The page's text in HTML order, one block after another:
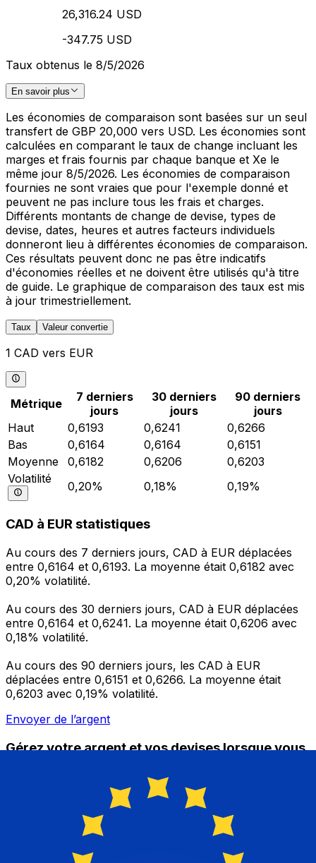
26,316.24 USD
-347.75 USD
Taux obtenus le 8/5/2026
En savoir plus
Les économies de comparaison sont basées sur un seul
transfert de GBP 20,000 vers USD. Les économies sont
calculées en comparant le taux de change incluant les
marges et frais fournis par chaque banque et Xe le
même jour 8/5/2026. Les économies de comparaison
fournies ne sont vraies que pour l'exemple donné et
peuvent ne pas inclure tous les frais et charges.
Différents montants de change de devise, types de
devise, dates, heures et autres facteurs individuels
donneront lieu à différentes économies de comparaison.
Ces résultats peuvent donc ne pas être indicatifs
d'économies réelles et ne doivent être utilisés qu'à titre
de guide. Le graphique de comparaison des taux est mis
à jour trimestriellement.
Taux Valeur convertie
1 CAD vers EUR
Métrique
7 derniers
jours
30 derniers
jours
90 derniers
jours
Haut
0,6193 0,6241
0,6266
Bas
0,6164 0,6164
0,6151
Moyenne
0,6182 0,6206
0,6203
Volatilité
0,20% 0,18% 0,19%
CAD à EUR statistiques
Au cours des 7 derniers jours, CAD à EUR déplacées
entre 0,6164 et 0,6193. La moyenne était 0,6182 avec
0,20% volatilité.
Au cours des 30 derniers jours, CAD à EUR déplacées
entre 0,6164 et 0,6241. La moyenne était 0,6206 avec
0,18% volatilité.
Au cours des 90 derniers jours, les CAD à EUR
déplacées entre 0,6151 et 0,6266. La moyenne était
0,6203 avec 0,19% volatilité.
Envoyer de l’argent
Gérez votre argent et vos devises lorsque vous
L'application Xe réunit toutes les fonctionnalités
nécessaires pour vos transferts d'argent internationaux
et la gestion de vos devises. Convertissez des devises,
programmez des alertes de taux et transférez de